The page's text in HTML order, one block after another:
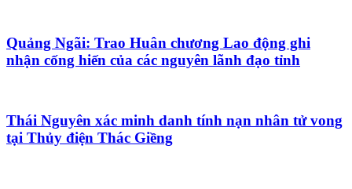
Quảng Ngãi: Trao Huân chương Lao động ghi
nhận cống hiến của các nguyên lãnh đạo tỉnh
Thái Nguyên xác minh danh tính nạn nhân tử vong
tại Thủy điện Thác Giềng